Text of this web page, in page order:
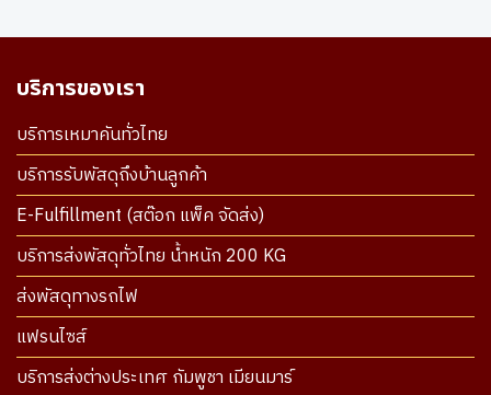
บริการของเรา
บริการเหมาคันทั่วไทย
บริการรับพัสดุถึงบ้านลูกค้า
E-Fulfillment (สต๊อก แพ็ค จัดส่ง)
บริการส่งพัสดุทั่วไทย น้ำหนัก 200 KG
ส่งพัสดุทางรถไฟ
แฟรนไซส์
บริการส่งต่างประเทศ กัมพูชา เมียนมาร์